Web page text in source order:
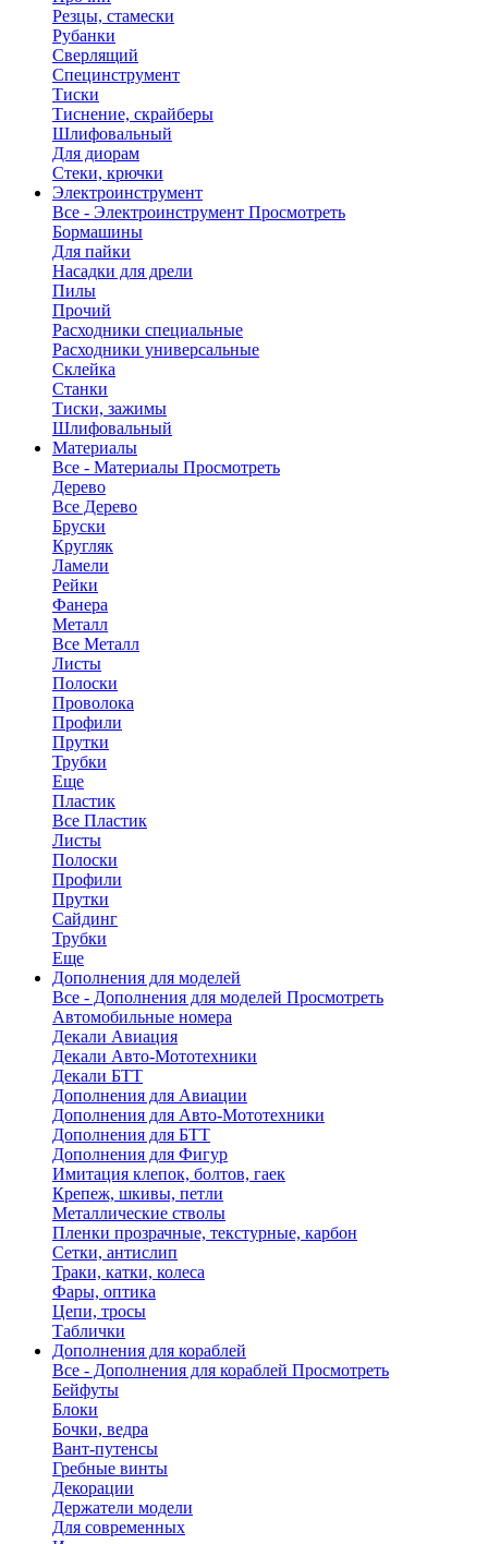
Резцы, стамески
Рубанки
Сверлящий
Специнструмент
Тиски
Тиснение, скрайберы
Шлифовальный
Для диорам
Стеки, крючки
Электроинструмент
Все - Электроинструмент Просмотреть
Бормашины
Для пайки
Насадки для дрели
Пилы
Прочий
Расходники специальные
Расходники универсальные
Склейка
Станки
Тиски, зажимы
Шлифовальный
Материалы
Все - Материалы Просмотреть
Дерево
Все Дерево
Бруски
Кругляк
Ламели
Рейки
Фанера
Металл
Все Металл
Листы
Полоски
Проволока
Профили
Прутки
Трубки
Еще
Пластик
Все Пластик
Листы
Полоски
Профили
Прутки
Сайдинг
Трубки
Еще
Дополнения для моделей
Все - Дополнения для моделей Просмотреть
Автомобильные номера
Декали Авиация
Декали Авто-Мототехники
Декали БТТ
Дополнения для Авиации
Дополнения для Авто-Мототехники
Дополнения для БТТ
Дополнения для Фигур
Имитация клепок, болтов, гаек
Крепеж, шкивы, петли
Металлические стволы
Пленки прозрачные, текстурные, карбон
Сетки, антислип
Траки, катки, колеса
Фары, оптика
Цепи, тросы
Таблички
Дополнения для кораблей
Все - Дополнения для кораблей Просмотреть
Бейфуты
Блоки
Бочки, ведра
Вант-путенсы
Гребные винты
Декорации
Держатели модели
Для современных